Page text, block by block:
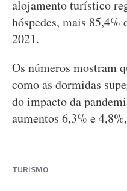
alojamento turístico
hóspedes, mais 85,4%
2021.
Os números mostram
como as dormidas
do impacto da
aumentos 6,3% e
TURISMO